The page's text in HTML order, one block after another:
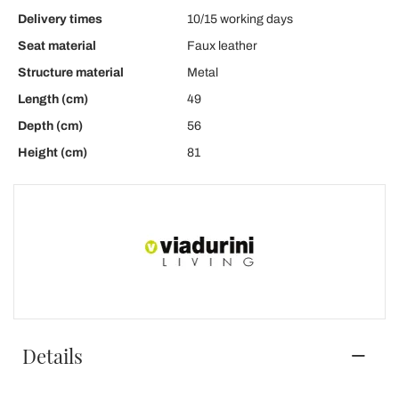
Delivery times
10/15 working days
Seat material
Faux leather
Structure material
Metal
Length (cm)
49
Depth (cm)
56
Height (cm)
81
Details